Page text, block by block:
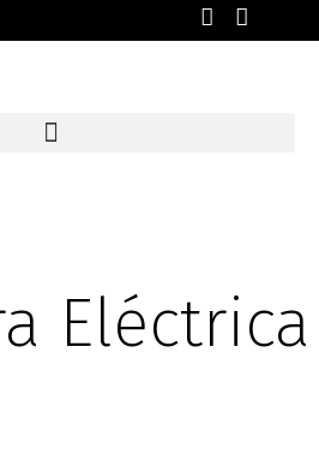
Eléctrica